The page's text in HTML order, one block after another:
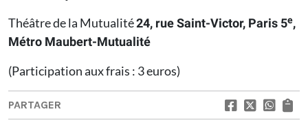
Théâtre de la Mutualité24, rue Saint-Victor, Paris 5e,
Métro Maubert-Mutualité
(Participation aux frais : 3 euros)
PARTAGER